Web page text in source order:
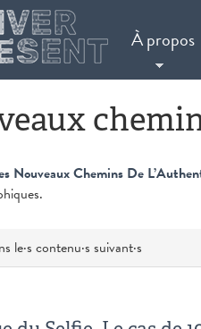
À propos
Nouveaux Chemins De
le·s contenu·s suivant·s